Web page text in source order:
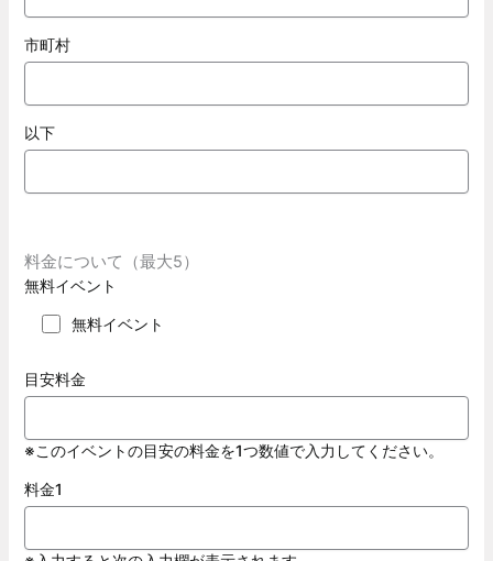
市町村
以下
料金について（最大5）
無料イベント
無料イベント
目安料金
※このイベントの目安の料金を1つ数値で入力してください。
料金1